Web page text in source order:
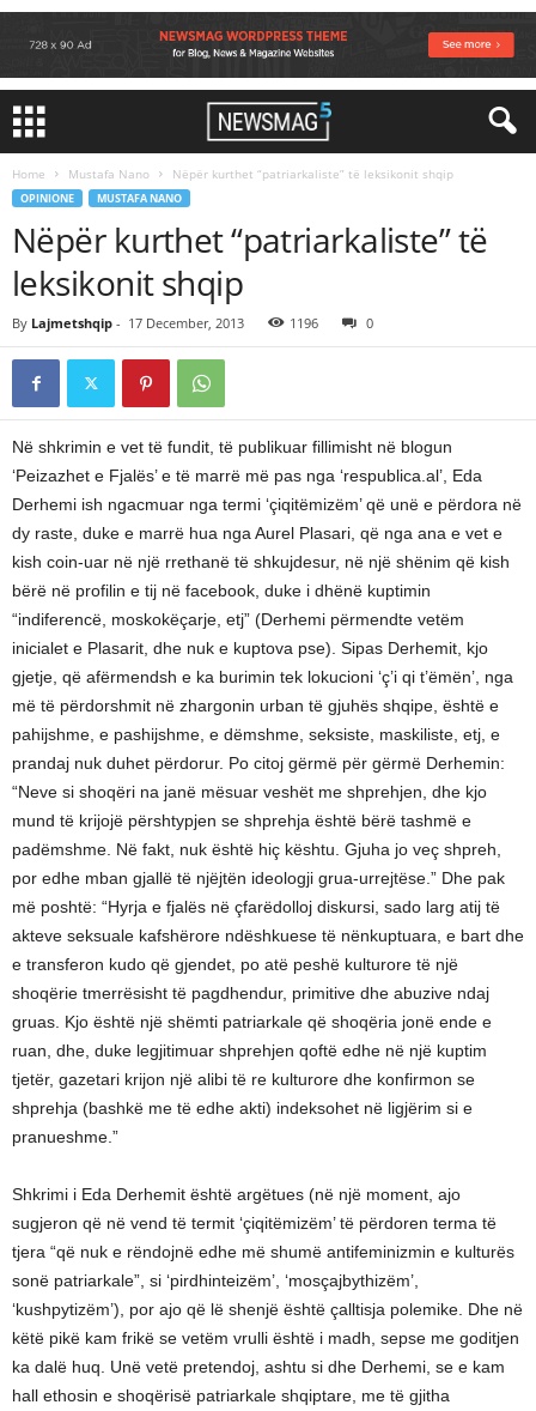
Home Mustafa Nano Nëpër kurthet “patriarkaliste” të leksikonit shqip
OPINIONE MUSTAFA NANO
Nëpër kurthet “patriarkaliste” të
leksikonit shqip
By Lajmetshqip - 17 December, 2013 1196 0
Në shkrimin e vet të fundit, të publikuar fillimisht në blogun
‘Peizazhet e Fjalës’ e të marrë më pas nga ‘respublica.al’, Eda
Derhemi ish ngacmuar nga termi ‘çiqitëmizëm’ që unë e përdora në
dy raste, duke e marrë hua nga Aurel Plasari, që nga ana e vet e
kish coin-uar në një rrethanë të shkujdesur, në një shënim që kish
bërë në profilin e tij në facebook, duke i dhënë kuptimin
“indiferencë, moskokëçarje, etj” (Derhemi përmendte vetëm
inicialet e Plasarit, dhe nuk e kuptova pse). Sipas Derhemit, kjo
gjetje, që afërmendsh e ka burimin tek lokucioni ‘ç’i qi t’ëmën’, nga
më të përdorshmit në zhargonin urban të gjuhës shqipe, është e
pahijshme, e pashijshme, e dëmshme, seksiste, maskiliste, etj, e
prandaj nuk duhet përdorur. Po citoj gërmë për gërmë Derhemin:
“Neve si shoqëri na janë mësuar veshët me shprehjen, dhe kjo
mund të krijojë përshtypjen se shprehja është bërë tashmë e
padëmshme. Në fakt, nuk është hiç kështu. Gjuha jo veç shpreh,
por edhe mban gjallë të njëjtën ideologji grua-urrejtëse.” Dhe pak
më poshtë: “Hyrja e fjalës në çfarëdolloj diskursi, sado larg atij të
akteve seksuale kafshërore ndëshkuese të nënkuptuara, e bart dhe
e transferon kudo që gjendet, po atë peshë kulturore të një
shoqërie tmerrësisht të pagdhendur, primitive dhe abuzive ndaj
gruas. Kjo është një shëmti patriarkale që shoqëria jonë ende e
ruan, dhe, duke legjitimuar shprehjen qoftë edhe në një kuptim
tjetër, gazetari krijon një alibi të re kulturore dhe konfirmon se
shprehja (bashkë me të edhe akti) indeksohet në ligjërim si e
pranueshme.”
Shkrimi i Eda Derhemit është argëtues (në një moment, ajo
sugjeron që në vend të termit ‘çiqitëmizëm’ të përdoren terma të
tjera “që nuk e rëndojnë edhe më shumë antifeminizmin e kulturës
sonë patriarkale”, si ‘pirdhinteizëm’, ‘mosçajbythizëm’,
‘kushpytizëm’), por ajo që lë shenjë është çalltisja polemike. Dhe në
këtë pikë kam frikë se vetëm vrulli është i madh, sepse me goditjen
ka dalë huq. Unë vetë pretendoj, ashtu si dhe Derhemi, se e kam
hall ethosin e shoqërisë patriarkale shqiptare, me të gjitha